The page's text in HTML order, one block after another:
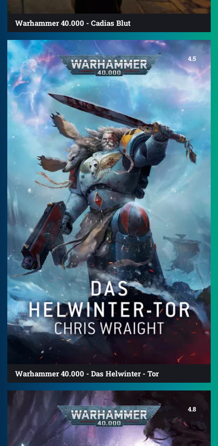
Warhammer 40.000 - Cadias Blut
4.5
Warhammer 40.000 - Das Helwinter - Tor
4.8